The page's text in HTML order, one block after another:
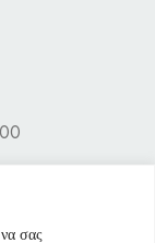
σας